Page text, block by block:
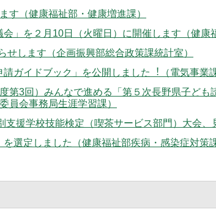
す（健康福祉部・健康増進課）
」を２月10日（火曜日）に開催します（健康
します（企画振興部総合政策課統計室）
ガイドブック」を公開しました︕（電気事業課
第3回）みんなで進める「第５次長野県子ど
員会事務局生涯学習課）
援学校技能検定（喫茶サービス部門）大会、
選定しました（健康福祉部疾病・感染症対策課